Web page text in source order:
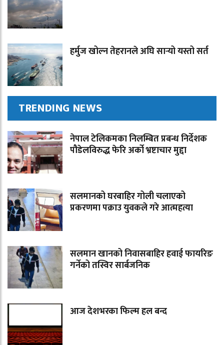
हर्मुज खोल्न तेहरानले अघि सार्‍यो यस्तो सर्त
TRENDING NEWS
नेपाल टेलिकमका निलम्बित प्रबन्ध निर्देशक
पौडेलविरुद्ध फेरि अर्को भ्रष्टाचार मुद्दा
सलमानको घरबाहिर गोली चलाएको
प्रकरणमा पक्राउ युवकले गरे आत्महत्या
सलमान खानको निवासबाहिर हवाई फायरिङ
गर्नेको तस्विर सार्बजनिक
आज देशभरका फिल्म हल बन्द